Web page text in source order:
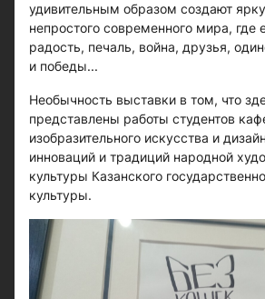
удивительным образом создают
непростого современного мира, где
радость, печаль, война, друзья,
и победы...
Необычность выставки в том, что
представлены работы студентов
изобразительного искусства и
инноваций и традиций народной
культуры Казанского
культуры.